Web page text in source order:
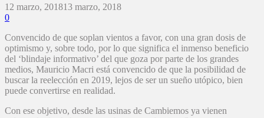
12 marzo, 201813 marzo, 2018
0
Convencido de que soplan vientos a favor, con una gran dosis de
optimismo y, sobre todo, por lo que significa el inmenso beneficio
del ‘blindaje informativo’ del que goza por parte de los grandes
medios, Mauricio Macri está convencido de que la posibilidad de
buscar la reelección en 2019, lejos de ser un sueño utópico, bien
puede convertirse en realidad.
Con ese objetivo, desde las usinas de Cambiemos ya vienen